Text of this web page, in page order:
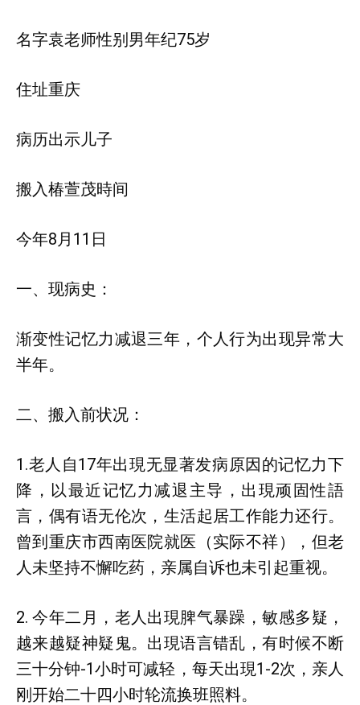
名字袁老师性别男年纪75岁
住址重庆
病历出示儿子
搬入椿萱茂時间
今年8月11日
一、现病史：
渐变性记忆力减退三年，个人行为出现异常大
半年。
二、搬入前状况：
1.老人自17年出現无显著发病原因的记忆力下
降，以最近记忆力减退主导，出現顽固性語
言，偶有语无伦次，生活起居工作能力还行。
曾到重庆市西南医院就医（实际不祥），但老
人未坚持不懈吃药，亲属自诉也未引起重视。
2. 今年二月，老人出現脾气暴躁，敏感多疑，
越来越疑神疑鬼。出現语言错乱，有时候不断
三十分钟-1小时可减轻，每天出現1-2次，亲人
刚开始二十四小时轮流换班照料。